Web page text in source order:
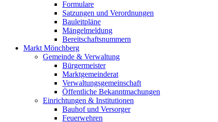
Formulare
Satzungen und Verordnungen
Bauleitpläne
Mängelmeldung
Bereitschaftsnummern
Markt Mönchberg
Gemeinde & Verwaltung
Bürgermeister
Marktgemeinderat
Verwaltungsgemeinschaft
Öffentliche Bekanntmachungen
Einrichtungen & Institutionen
Bauhof und Versorger
Feuerwehren